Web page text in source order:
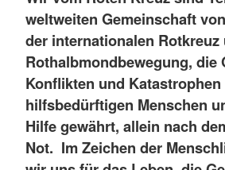
weltweiten Gemeinschaft
der internationalen Rotkreuz
Rothalbmondbewegung, die
Konflikten und
hilfsbedürftigen Menschen
Hilfe gewährt, allein nach
Not. Im Zeichen der